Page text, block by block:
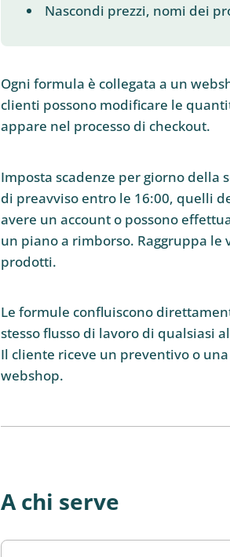
Nascondi prezzi, nomi dei
Ogni formula è collegata a un
clienti possono modificare le
appare nel processo di checkout.
Imposta scadenze per giorno
di preavviso entro le 16:00, quelli
avere un account o possono
un piano a rimborso. Raggruppa
prodotti.
Le formule confluiscono
stesso flusso di lavoro di qualsiasi
Il cliente riceve un preventivo o
webshop.
A chi serve